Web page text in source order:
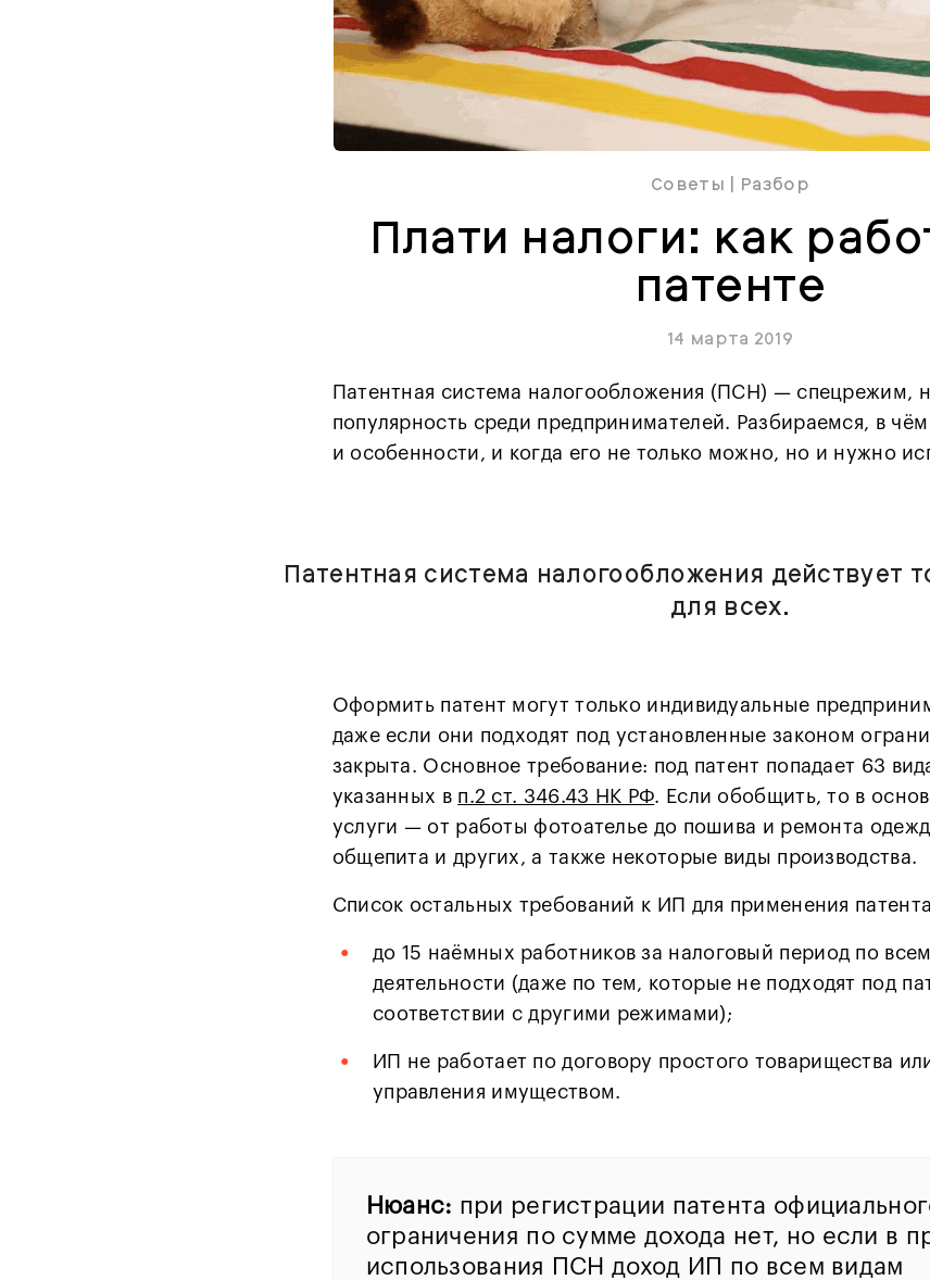
Советы | Разбор
Плати налоги: как
патенте
14 марта 2019
Патентная система налогообложения (ПСН) — спецрежим,
популярность среди предпринимателей. Разбираемся, в
и особенности, и когда его не только можно, но и нужно
Патентная система налогообложения действует
для всех.
Оформить патент могут только индивидуальные
даже если они подходят под установленные законом
закрыта. Основное требование: под патент попадает 63
указанных в п.2 ст. 346.43 НК РФ. Если обобщить, то в
услуги — от работы фотоателье до пошива и ремонта
общепита и других, а также некоторые виды производства.
Список остальных требований к ИП для применения
•
до 15 наёмных работников за налоговый период по
деятельности (даже по тем, которые не подходят под
соответствии с другими режимами);
•
ИП не работает по договору простого товарищества
управления имуществом.
Нюанс: при регистрации патента
ограничения по сумме дохода нет, но если в
использования ПСН доход ИП по всем видам